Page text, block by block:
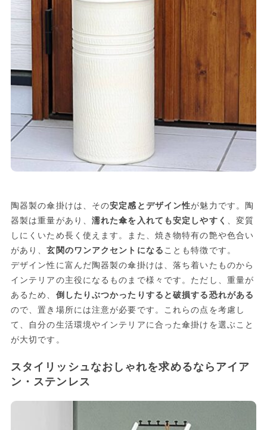
陶器製の傘掛けは、その安定感とデザイン性が魅力です。陶
器製は重量があり、濡れた傘を入れても安定しやすく 、変質
しにくいため長く使えます。また、焼き物特有の艶や色合い
があり、玄関のワンアクセントになることも特徴です。
デザイン性に富んだ陶器製の傘掛けは、落ち着いたものから
インテリアの主役になるものまで様々です。ただし、重量が
あるため、 倒したりぶつかったりすると破損する恐れがある
ので、置き場所には注意が必要です。これらの点を考慮し
て、自分の生活環境やインテリアに合った傘掛けを選ぶこと
が大切です。
スタイリッシュなおしゃれを求めるならアイア
ン・ステンレス